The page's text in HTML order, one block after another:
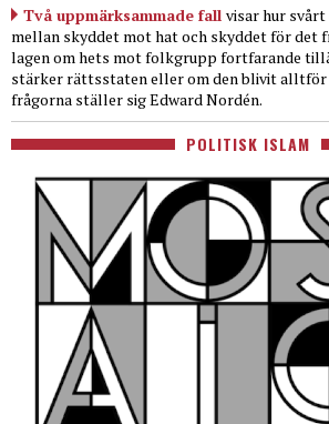
Två uppmärksammade fall visar hur
mellan skyddet mot hat och skyddet för det
lagen om hets mot folkgrupp fortfarande
stärker rättsstaten eller om den blivit alltför
frågorna ställer sig Edward Nordén.
POLITISK ISLAM